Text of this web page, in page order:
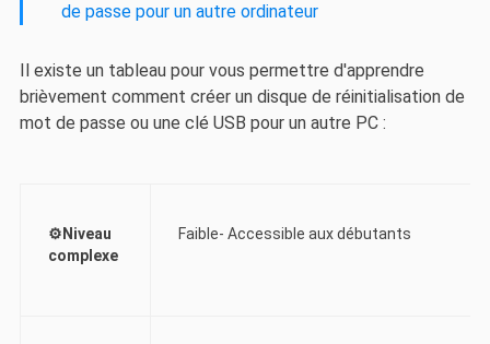
de passe pour un autre ordinateur
Il existe un tableau pour vous permettre d'apprendre
brièvement comment créer un disque de réinitialisation de
mot de passe ou une clé USB pour un autre PC :
⚙️Niveau
complexe
Faible- Accessible aux débutants